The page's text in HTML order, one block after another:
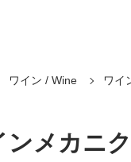
ワイン / Wine ワイ
ンメカニ